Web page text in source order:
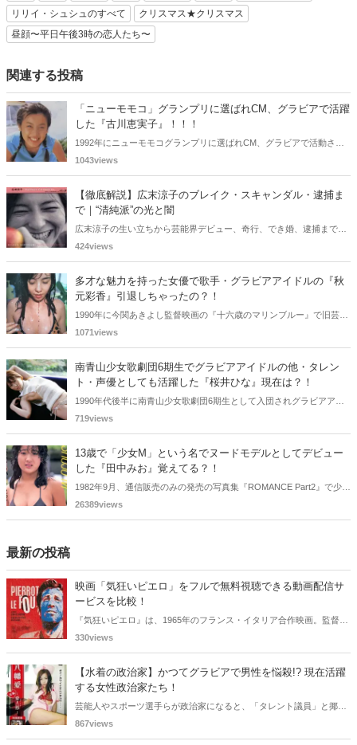
リリイ・シュシュのすべて
クリスマス★クリスマス
昼顔〜平日午後3時の恋人たち〜
関連する投稿
「ニューモモコ」グランプリに選ばれCM、グラビアで活躍
した『古川恵実子』！！！
1992年にニューモモコグランプリに選ばれCM、グラビアで活動され
ていた古川恵実子さん。2010年3月頃まではラジオDJを担当されてい
みました。
1043views
【徹底解説】広末涼子のブレイク・スキャンダル・逮捕ま
で｜“清純派”の光と闇
広末涼子の生い立ちから芸能界デビュー、奇行、でき婚、逮捕までを
詳しく解説。同世代女優との比較やキャリアの転落の真相に迫りま
424views
多才な魅力を持った女優で歌手・グラビアアイドルの『秋
元彩香』引退しちゃったの？！
1990年に今関あきよし監督映画の『十六歳のマリンブルー』で旧芸名
は古谷 玲香で主演デビューした秋元 彩香さん。映画やドラマ・歌手
なくなりました。
1071views
南青山少女歌劇団6期生でグラビアアイドルの他・タレン
ト・声優としても活躍した『桜井ひな』現在は？！
1990年代後半に南青山少女歌劇団6期生として入団されグラビアアイ
ドル、女優、タレント、声優としても活躍した桜井ひなさん。懐かし
719views
13歳で「少女M」という名でヌードモデルとしてデビュー
した『田中みお』覚えてる？！
1982年9月、通信販売のみの発売の写真集『ROMANCE Part2』で少女
Mという特異な芸名でヌードモデルとしてデビューした田中みおさん
26389views
最新の投稿
映画「気狂いピエロ」をフルで無料視聴できる動画配信サ
ービスを比較！
『気狂いピエロ』は、1965年のフランス・イタリア合作映画。監督は
ジャン＝リュック・ゴダール。アンナ・カリーナ、ジャン＝ポール・
をご紹介します。
330views
【水着の政治家】かつてグラビアで男性を悩殺!? 現在活躍
する女性政治家たち！
芸能人やスポーツ選手らが政治家になると、「タレント議員」と揶揄
されることがありますが、同時に、"タレントとしての活躍" が再注目
867views